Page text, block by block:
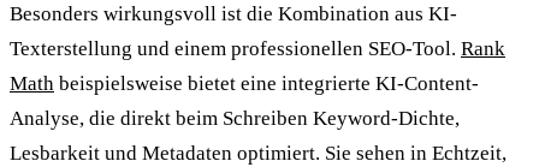
Besonders wirkungsvoll ist die Kombination aus KI-
Texterstellung und einem professionellen SEO-Tool. Rank
Math beispielsweise bietet eine integrierte KI-Content-
Analyse, die direkt beim Schreiben Keyword-Dichte,
Lesbarkeit und Metadaten optimiert. Sie sehen in Echtzeit,